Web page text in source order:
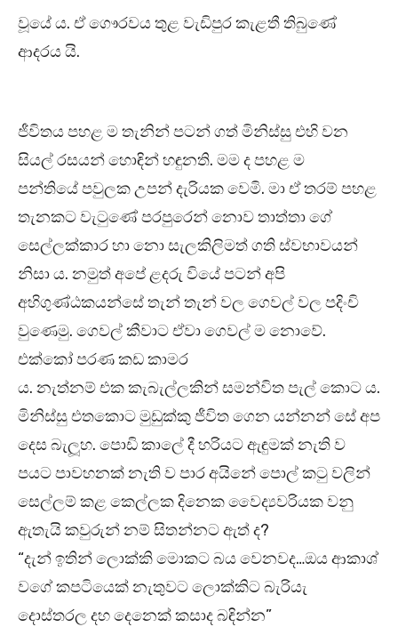
වූයේ ය. ඒ ගෞරවය තුළ වැඩිපුර කැළතී තිබුණේ
ආදරය යි.
ජීවිතය පහළ ම තැනින් පටන් ගත් මිනිස්සු එහි වන
සියල් රසයන් හොඳින් හඳුනති. මම ද පහළ ම
පන්තියේ පවුලක උපන් දැරියක වෙමි. මා ඒ තරම් පහළ
තැනකට වැටුණේ පරපුරෙන් නොව තාත්තා ගේ
සෙල්ලක්කාර හා නො සැලකිලිමත් ගති ස්වභාවයන්
නිසා ය. නමුත් අපේ ළදරු වියේ පටන් අපි
අහිගුණ්ඨකයන්සේ තැන් තැන් වල ගෙවල් වල පදිංචි
වුණෙමු. ගෙවල් කීවාට ඒවා ගෙවල් ම නොවේ.
එක්කෝ පරණ කඩ කාමර
ය. නැත්නම් එක කැබැල්ලකින් සමන්විත පැල් කොට ය.
මිනිස්සු එතකොට මුඩුක්කු ජීවිත ගෙන යන්නන් සේ අප
දෙස බැලූහ. පොඩි කාලේ දී හරියට ඇඳුමක් නැති ව
පයට පාවහනක් නැති ව පාර අයිනේ පොල් කටු වලින්
සෙල්ලම් කළ කෙල්ලක දිනෙක වෛද්‍යවරියක වනු
ඇතැයි කවුරුන් නම් සිතන්නට ඇත් ද?
“දැන් ඉතින් ලොක්කි මොකට බය වෙනවද…ඔය ආකාශ්
වගේ කපටියෙක් නැතුවට ලොක්කිට බැරියැ
දොස්තරල දහ දෙනෙක් කසාද බඳින්න”